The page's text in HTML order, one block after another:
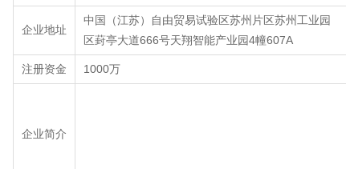
企业地址
中国（江苏）自由贸易试验区苏州片区苏州工业园
区葑亭大道666号天翔智能产业园4幢607A
注册资金 1000万
企业简介